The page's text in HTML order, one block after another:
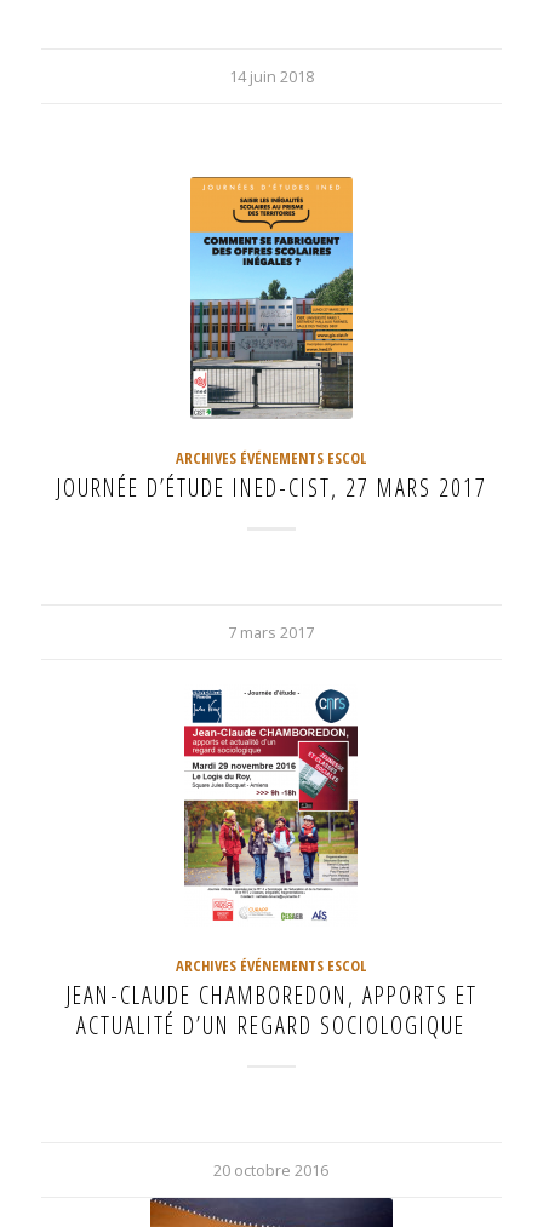
14 juin 2018
ARCHIVES ÉVÉNEMENTS ESCOL
JOURNÉE D’ÉTUDE INED-CIST, 27 MARS 2017
7 mars 2017
ARCHIVES ÉVÉNEMENTS ESCOL
JEAN-CLAUDE CHAMBOREDON, APPORTS ET
ACTUALITÉ D’UN REGARD SOCIOLOGIQUE
20 octobre 2016